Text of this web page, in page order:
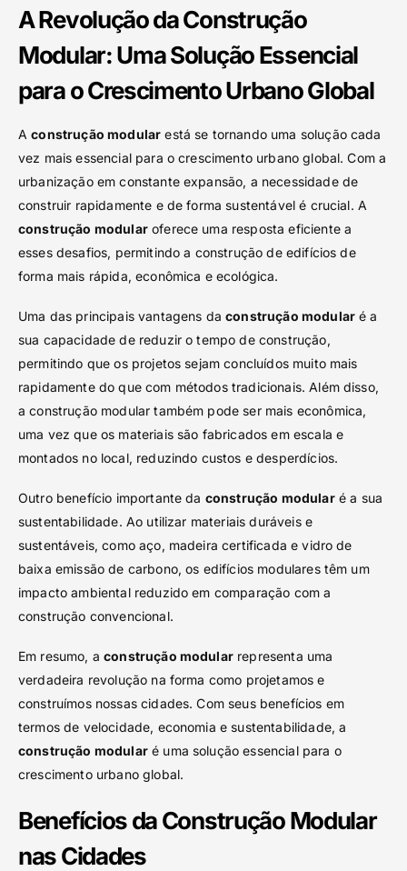
A Revolução da Construção
Modular: Uma Solução Essencial
para o Crescimento Urbano Global
Aconstrução modular está se tornando uma solução cada
vez mais essencial para o crescimento urbano global. Com a
urbanização em constante expansão, a necessidade de
construir rapidamente e de forma sustentável é crucial. A
construção modularoferece uma resposta eficiente a
esses desafios, permitindo a construção de edifícios de
forma mais rápida, econômica e ecológica.
Uma das principais vantagens daconstrução modular é a
sua capacidade de reduzir o tempo de construção,
permitindo que os projetos sejam concluídos muito mais
rapidamente do que com métodos tradicionais. Além disso,
a construção modular também pode ser mais econômica,
uma vez que os materiais são fabricados em escala e
montados no local, reduzindo custos e desperdícios.
Outro benefício importante da construção modularé a sua
sustentabilidade. Ao utilizar materiais duráveis e
sustentáveis, como aço, madeira certificada e vidro de
baixa emissão de carbono, os edifícios modulares têm um
impacto ambiental reduzido em comparação com a
construção convencional.
Em resumo, aconstrução modularrepresenta uma
verdadeira revolução na forma como projetamos e
construímos nossas cidades. Com seus benefícios em
termos de velocidade, economia e sustentabilidade, a
construção modularé uma solução essencial para o
crescimento urbano global.
Benefícios da Construção Modular
nas Cidades